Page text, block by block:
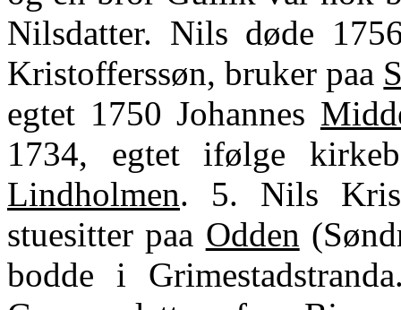
Nilsdatter. Nils døde
Kristofferssøn, bruker paa
egtet 1750 Johannes
1734, egtet ifølge
Lindholmen. 5. Nils
stuesitter paa Odden
bodde i